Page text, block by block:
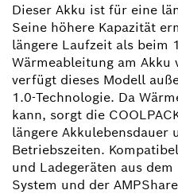
Dieser Akku ist für eine
Seine höhere Kapazität
längere Laufzeit als beim
Wärmeableitung am Akku
verfügt dieses Modell
1.0-Technologie. Da
kann, sorgt die
längere Akkulebensdauer
Betriebszeiten.
und Ladegeräten aus
System und der